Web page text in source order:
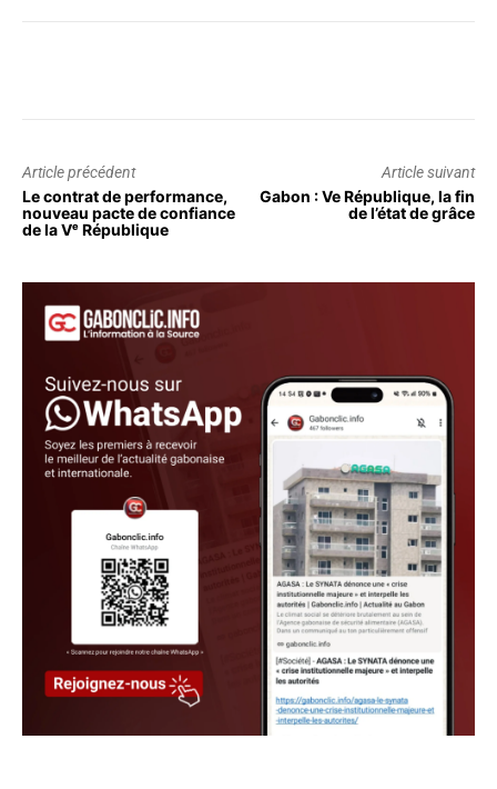
Article précédent
Le contrat de performance,
nouveau pacte de confiance
de la Vᵉ République
Article suivant
Gabon : Ve République, la fin
de l’état de grâce